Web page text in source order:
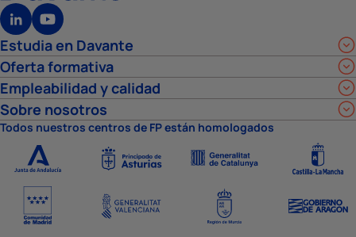
Estudia en Davante
Oferta formativa
Empleabilidad y calidad
Sobre nosotros
Todos nuestros centros de FP están homologados